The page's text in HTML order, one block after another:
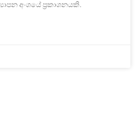
අංශයේ ප්‍රකාශනයකි.